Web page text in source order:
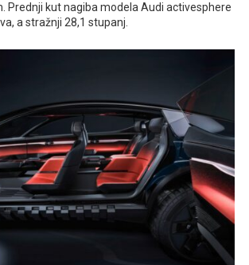
Prednji kut nagiba modela Audi activesphere
a stražnji 28,1 stupanj.